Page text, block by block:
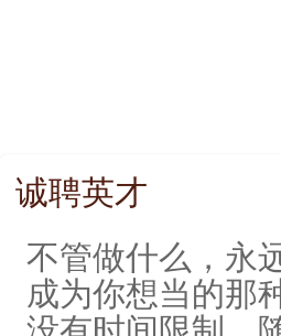
诚聘英才
不管做什么，永
成为你想当的那